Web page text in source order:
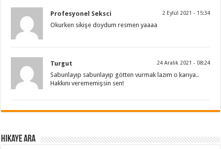
Profesyonel Seksci 2 Eylül 2021 - 15:34
Okurken sikişe doydum resmen yaaaa
Turgut 24 Aralık 2021 - 08:24
Sabunlayıp sabunlayıp götten vurmak lazım o karıya..
Hakkını verememişsin sen!
Hikaye ARA